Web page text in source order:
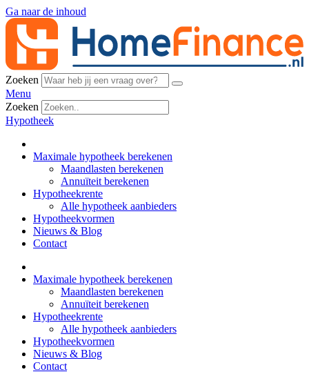
Ga naar de inhoud
Zoeken
Menu
Zoeken
Hypotheek
Maximale hypotheek berekenen
Maandlasten berekenen
Annuïteit berekenen
Hypotheekrente
Alle hypotheek aanbieders
Hypotheekvormen
Nieuws & Blog
Contact
Maximale hypotheek berekenen
Maandlasten berekenen
Annuïteit berekenen
Hypotheekrente
Alle hypotheek aanbieders
Hypotheekvormen
Nieuws & Blog
Contact